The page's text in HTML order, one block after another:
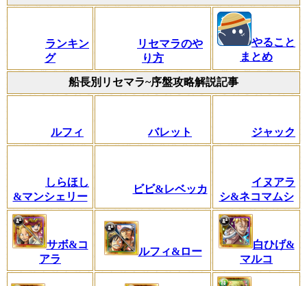
ランキン
グ
リセマラのや
り方
やること
まとめ
船長別リセマラ~序盤攻略解説記事
ルフィ バレット ジャック
しらほし
&マンシェリー
ビビ&レベッカ
イヌアラ
シ&ネコマムシ
サボ&コ
アラ
ルフィ&ロー
白ひげ&
マルコ